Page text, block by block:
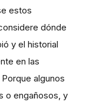
estos
dónde
y el historial
en las
algunos
o engañosos, y